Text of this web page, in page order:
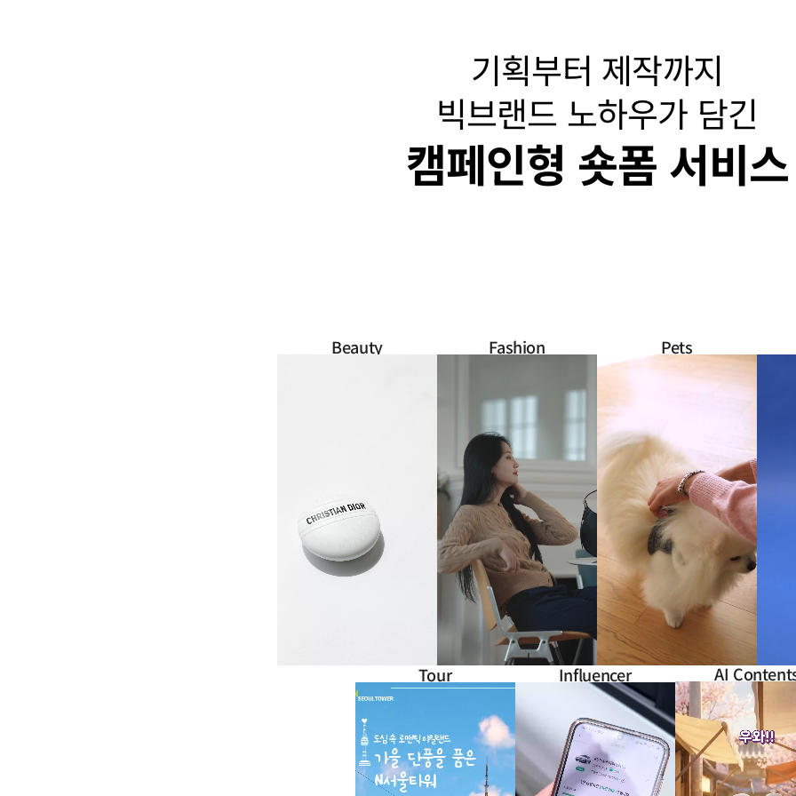
기획부터 제작까지
빅브랜드 노하우가 담긴
캠페인형 숏폼 서비스
Beauty Fashion Pets
Tour Influencer AI